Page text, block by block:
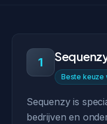
1
Beste keuze
Sequenzy is
bedrijven en